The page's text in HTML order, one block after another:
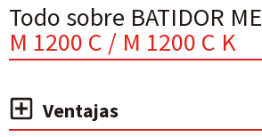
Todo sobre BATIDOR
M 1200 C / M 1200 C K
Ventajas